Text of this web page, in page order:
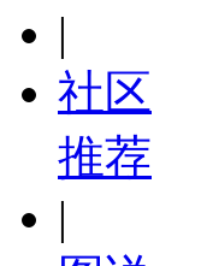
|
社区
推荐
|